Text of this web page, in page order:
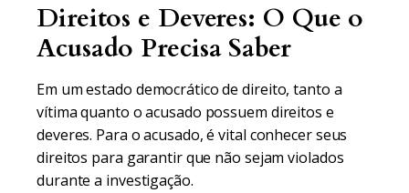
Direitos e Deveres: O Que o
Acusado Precisa Saber
Em um estado democrático de direito, tanto a
vítima quanto o acusado possuem direitos e
deveres. Para o acusado, é vital conhecer seus
direitos para garantir que não sejam violados
durante a investigação.